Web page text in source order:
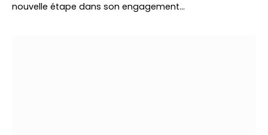
nouvelle étape dans son engagement…